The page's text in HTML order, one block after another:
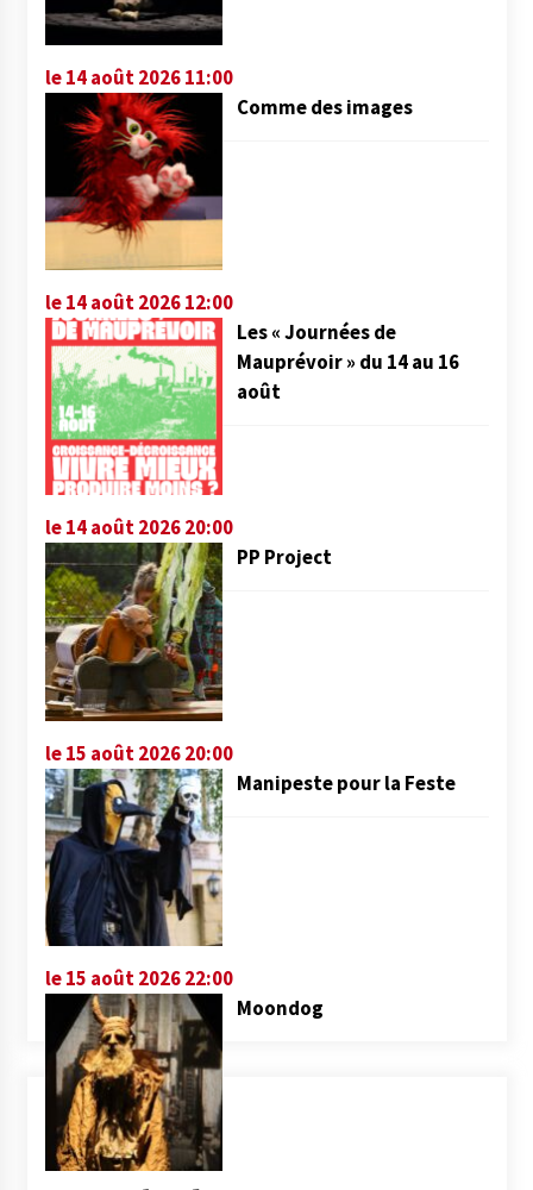
le 14 août 2026 11:00
Comme des images
le 14 août 2026 12:00
Les « Journées de
Mauprévoir » du 14 au 16
août
le 14 août 2026 20:00
PP Project
le 15 août 2026 20:00
Manipeste pour la Feste
le 15 août 2026 22:00
Moondog